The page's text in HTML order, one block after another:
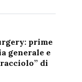
prime
generale e
di